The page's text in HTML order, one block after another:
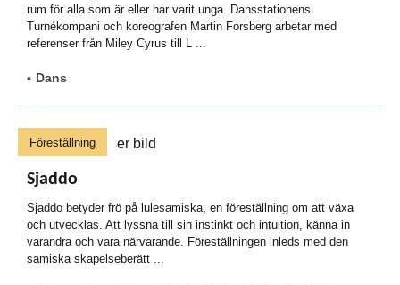
rum för alla som är eller har varit unga. Dansstationens
Turnékompani och koreografen Martin Forsberg arbetar med
referenser från Miley Cyrus till L ...
Dans
Sjaddo
Föreställning
Sjaddo betyder frö på lulesamiska, en föreställning om att växa
och utvecklas. Att lyssna till sin instinkt och intuition, känna in
varandra och vara närvarande. Föreställningen inleds med den
samiska skapelseberätt ...